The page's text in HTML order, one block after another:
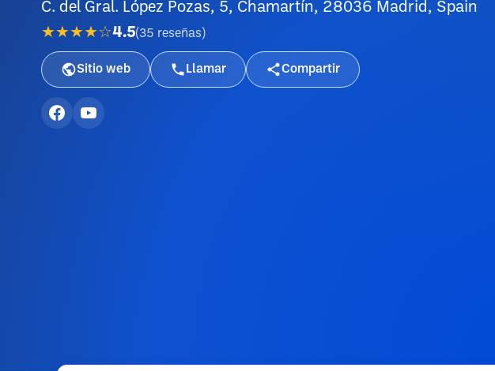
C. del Gral. López Pozas, 5, Chamartín, 28036 Madrid, Spain
★★★★☆4.5(35 reseñas )
Sitio web Llamar Compartir